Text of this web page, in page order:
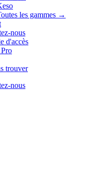
les gammes →
nous
d'accès
trouver
nous